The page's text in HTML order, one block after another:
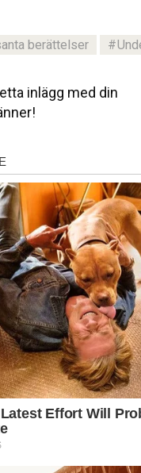
berättelser
inlägg med din